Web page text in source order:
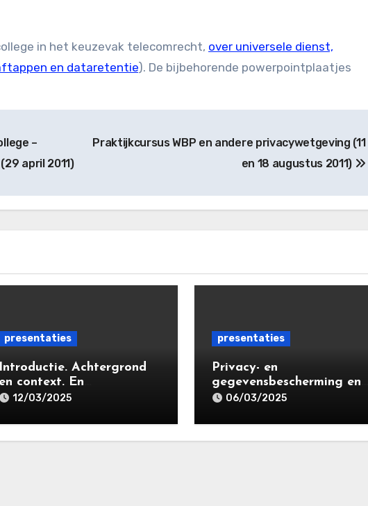
in het keuzevak telecomrecht, over universele dienst,
en dataretentie). De bijbehorende powerpointplaatjes
–
april 2011)
Praktijkcursus WBP en andere privacywetgeving (11
en 18 augustus 2011)
presentaties
Introductie. Achtergrond
en context. En
kernbegrippen | VPR-A
en
12/03/2025
presentaties
Privacy- en
gegevensbescherming en
massaclaims | Consumers
Volkshotel A’dam 6 maart
2025
06/03/2025